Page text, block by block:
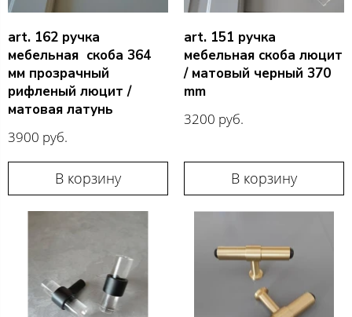
art. 162 ручка
мебельная скоба 364
мм прозрачный
рифленый люцит /
матовая латунь
3900 руб.
В корзину
art. 151 ручка
мебельная скоба люцит
/ матовый черный 370
mm
3200 руб.
В корзину